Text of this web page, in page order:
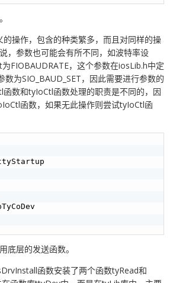
操作，包含的种类繁多，而且对同样的操
，参数也可能会有所不同，如波特率设
FIOBAUDRATE，这个参数在iosLib.h中定
数为SIO_BAUD_SET，因此需要进行参数的
数和tyIoCtl函数处理的职责是不同的，因
函数，如果无此操作则尝试tyIoCtl函
底层的发送函数。
函数安装了两个函数tyRead和